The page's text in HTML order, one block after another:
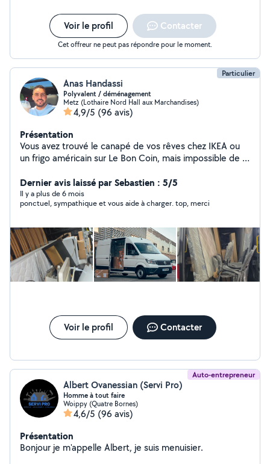
Voir le profil Contacter
Cet offreur ne peut pas répondre pour le moment.
Particulier
Anas Handassi
Polyvalent / déménagement
Metz (Lothaire Nord Hall aux Marchandises)
4,9/5 (96 avis)
Présentation
Vous avez trouvé le canapé de vos rêves chez IKEA ou
un frigo américain sur Le Bon Coin, mais impossible de le
Dém énagement sans stress (et sans lumbago)
Montage / démontage de meubles (IKEA, Confo, But,
etc...) Livraison d'électroménager, colis, plantes géantes
oubliés Évacuation de gravats et déchets Sérieux dans
le boulot, sympa sur la route. Tarifs clairs et abordables.
Toujours dispo pour filer un coup de main avec le sourire
et le matos
Dernier avis laissé par Sebastien : 5/5
Il y a plus de 6 mois
ponctuel, sympathique et vous aide à charger. top, merci
Voir le profil Contacter
Auto-entrepreneur
Albert Ovanessian (Servi Pro)
Homme à tout faire
Woippy (Quatre Bornes)
4,6/5 (96 avis)
Présentation
Bonjour je m'appelle Albert, je suis menuisier.